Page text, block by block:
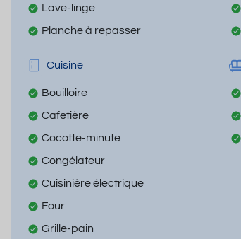
Lave-linge
Planche à repasser
Cuisine
Bouilloire
Cafetière
Cocotte-minute
Congélateur
Cuisinière électrique
Four
Grille-pain